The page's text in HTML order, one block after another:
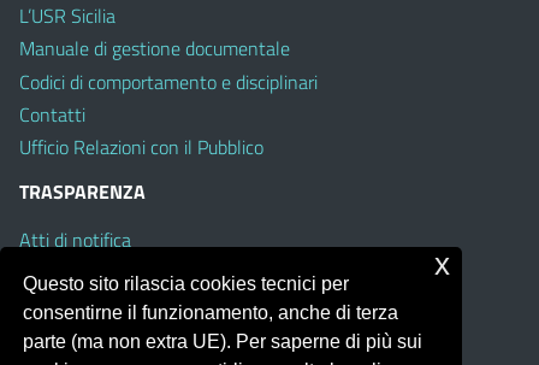
L’USR Sicilia
Manuale di gestione documentale
Codici di comportamento e disciplinari
Contatti
Ufficio Relazioni con il Pubblico
TRASPARENZA
Atti di notifica
Albo on line
Amministrazione Trasparente
Obiettivi di Accessibilità
Questo sito rilascia cookies tecnici per
consentirne il funzionamento, anche di terza
parte (ma non extra UE). Per saperne di più sui
x